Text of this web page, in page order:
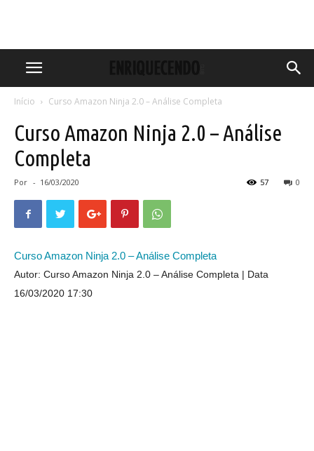
Início Curso Amazon Ninja 2.0 – Análise Completa
Curso Amazon Ninja 2.0 – Análise
Completa
Por - 16/03/2020 0
57
Curso Amazon Ninja 2.0 – Análise Completa
Autor: Curso Amazon Ninja 2.0 – Análise Completa
Data
16/03/2020 17:30